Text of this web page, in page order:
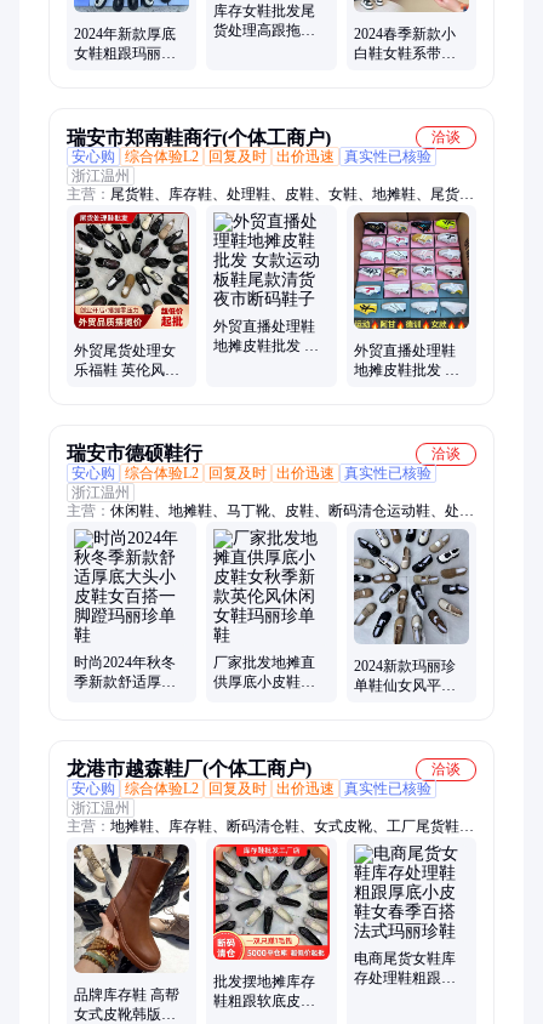
2024年新款厚底
女鞋粗跟玛丽珍
库存女鞋批发尾
货处理高跟拖鞋
2024春季新款小
白鞋女鞋系带拼
瑞安市郑南鞋商行(个体工商户)
洽谈
安心购
综合体验L2 回复及时 出价迅速
真实性已核验
浙江温州
主营： 尾货鞋、库存鞋、处理鞋、皮鞋、女鞋、地摊鞋、尾货库
存鞋、尾货处理鞋、运动鞋、板鞋、童鞋、儿童鞋、凉鞋、拖
鞋、单鞋、休闲鞋、德训鞋、老爹鞋、男鞋
外贸尾货处理女
乐福鞋 英伦风小
外贸直播处理鞋
地摊皮鞋批发 女
外贸直播处理鞋
地摊皮鞋批发 女
瑞安市德硕鞋行
洽谈
安心购
综合体验L2 回复及时 出价迅速
真实性已核验
浙江温州
主营： 休闲鞋、地摊鞋、马丁靴、皮鞋、断码清仓运动鞋、处理
鞋、库存鞋、尾货鞋、尾货库存鞋、库存处理鞋、尾货处理鞋、
老爹鞋、德训鞋、童鞋、断码鞋、断码尾货鞋、断码库存鞋、断
码处理鞋、拖鞋、凉鞋、单鞋
时尚2024年秋冬
季新款舒适厚底
厂家批发地摊直
供厚底小皮鞋女
2024新款玛丽珍
单鞋仙女风平底
龙港市越森鞋厂(个体工商户)
洽谈
安心购
综合体验L2 回复及时 出价迅速
真实性已核验
浙江温州
主营： 地摊鞋、库存鞋、断码清仓鞋、女式皮靴、工厂尾货鞋、
鞋批发、库存鞋批发、外贸鞋、摆摊鞋、尾货鞋、断码鞋、处理
鞋、摆地摊鞋、杂款库存鞋、尾货处理鞋、运动鞋、休闲鞋、老
爹鞋、童鞋
品牌库存鞋 高帮
女式皮靴韩版学
批发摆地摊库存
鞋粗跟软底皮鞋
电商尾货女鞋库
存处理鞋粗跟厚